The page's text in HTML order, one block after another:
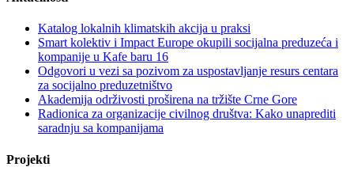
Katalog lokalnih klimatskih akcija u praksi
Smart kolektiv i Impact Europe okupili socijalna preduzeća i
kompanije u Kafe baru 16
Odgovori u vezi sa pozivom za uspostavljanje resurs centara
za socijalno preduzetništvo
Akademija održivosti proširena na tržište Crne Gore
Radionica za organizacije civilnog društva: Kako unaprediti
saradnju sa kompanijama
Projekti